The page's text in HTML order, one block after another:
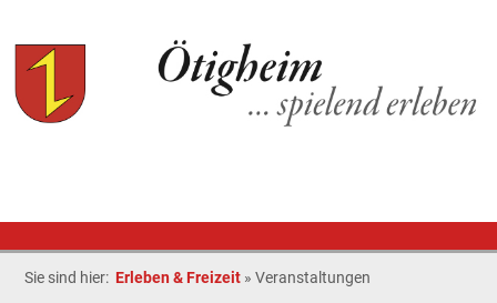
Sie sind hier: Erleben & Freizeit »Veranstaltungen